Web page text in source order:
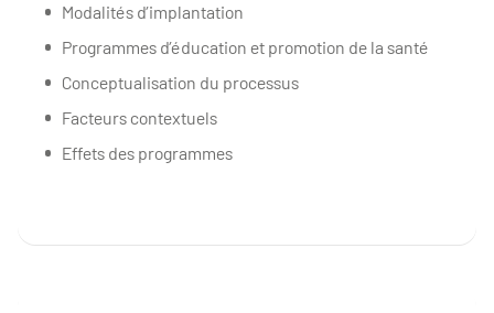
Modalités d’implantation
Programmes d’éducation et promotion de la santé
Conceptualisation du processus
Facteurs contextuels
Effets des programmes